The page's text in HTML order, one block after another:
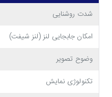
شدت روشنایی
امکان جابجایی لنز (لنز شیفت)
وضوح تصویر
تکنولوژی نمایش